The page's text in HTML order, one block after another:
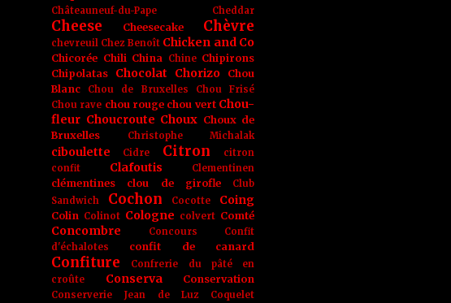
Châteauneuf-du-Pape
Cheddar
Cheese Cheesecake Chèvre
chevreuil Chez Benoît Chicken and Co
Chicorée Chili China Chine Chipirons
Chipolatas
Chocolat Chorizo
Chou
Blanc
Chou de Bruxelles
Chou Frisé
Chou rave chou rouge chou vert Chou-
fleur Choucroute Choux Choux de
Bruxelles
Christophe Michalak
ciboulette Cidre Citron
citron
confit
Clafoutis Clementinen
clémentines clou de girofle
Club
Sandwich
Cochon Cocotte Coing
Colin Colinot Cologne colvert Comté
Concombre Concours
Confit
d'échalotes
confit de canard
Confiture
Confrerie du pâté en
croûte
Conserva Conservation
Conserverie Jean de Luz Coquelet